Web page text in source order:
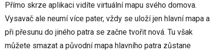
Přímo skrze aplikaci vidíte virtuální mapu svého domova.
Vysavač ale neumí více pater, vždy se uloží jen hlavní mapa a
při přesunu do jiného patra se začne tvořit nová. Tu však
můžete smazat a původní mapa hlavního patra zůstane